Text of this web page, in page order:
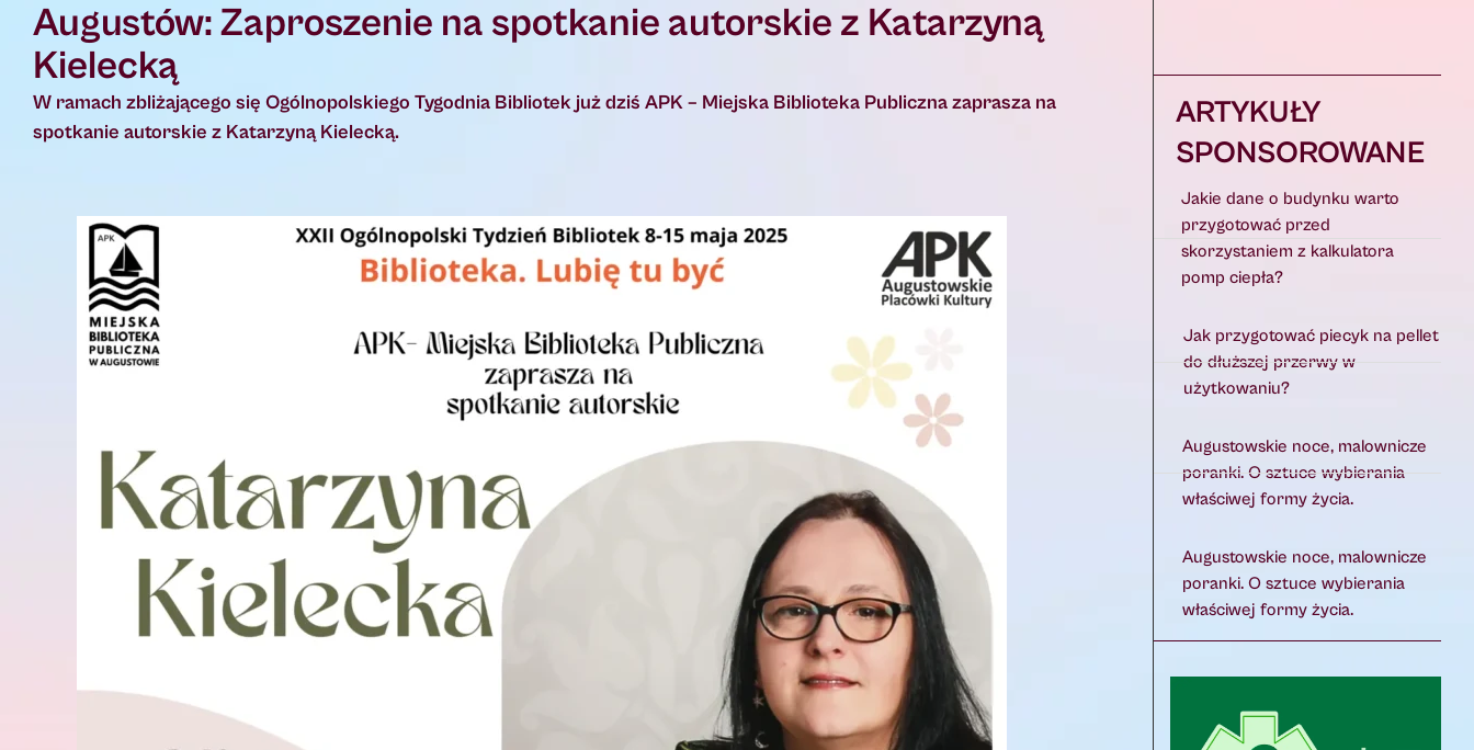
Augustów: Zaproszenie na spotkanie autorskie z Katarzyną
Kielecką
W ramach zbliżającego się Ogólnopolskiego Tygodnia Bibliotek już dziś APK – Miejska Biblioteka Publiczna zaprasza na
spotkanie autorskie z Katarzyną Kielecką.
ARTYKUŁY
SPONSOROWANE
Jakie dane o budynku warto
przygotować przed
skorzystaniem z kalkulatora
pomp ciepła?
Jak przygotować piecyk na pellet
do dłuższej przerwy w
użytkowaniu?
Augustowskie noce, malownicze
poranki. O sztuce wybierania
właściwej formy życia.
Augustowskie noce, malownicze
poranki. O sztuce wybierania
właściwej formy życia.